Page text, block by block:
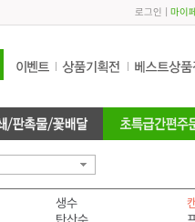
로그인 마이
생수